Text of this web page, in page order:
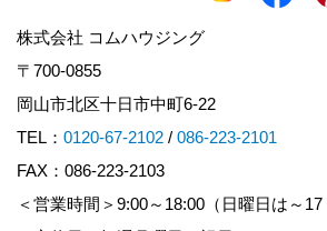
株式会社 コムハウジング
〒700-0855
岡山市北区十日市中町6-22
TEL： 0120-67-2102 / 086-223-2101
FAX：086-223-2103
＜営業時間＞9:00～18:00（日曜日は～